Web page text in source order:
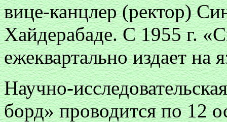
вице-канцлер (ректор)
Хайдерабаде. С 1955 г.
ежеквартально издает
Научно-
борд» проводится по 12